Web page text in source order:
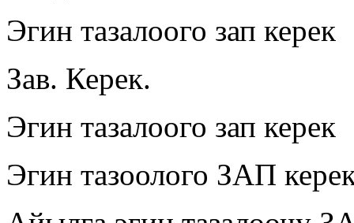
Эгин тазалоого зап керек
Зав. Керек.
Эгин тазалоого зап керек
Эгин тазоолого ЗАП